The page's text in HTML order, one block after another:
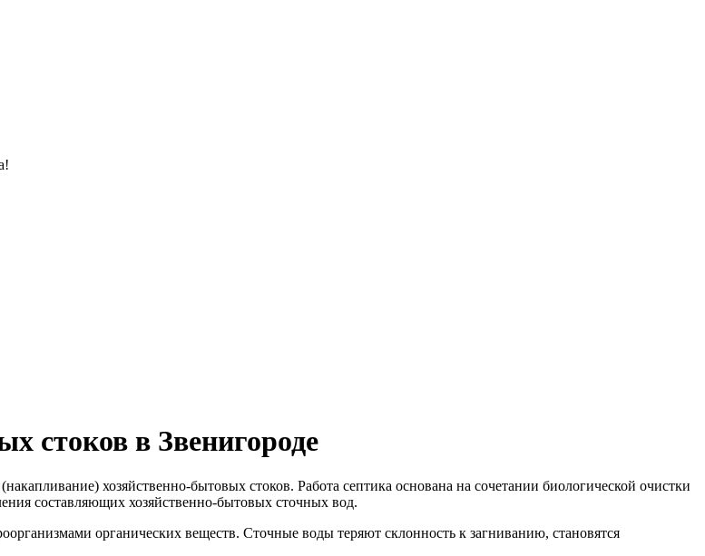
стоков в Звенигороде
хозяйственно-бытовых стоков. Работа септика основана на сочетании биологической очистки
составляющих хозяйственно-бытовых сточных вод.
органических веществ. Сточные воды теряют склонность к загниванию, становятся